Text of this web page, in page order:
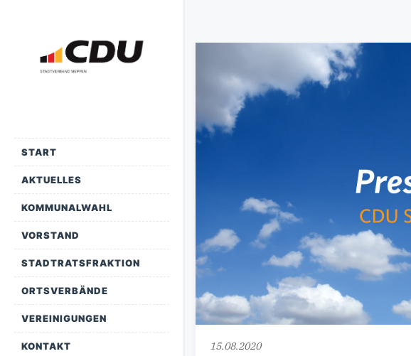
START
AKTUELLES
KOMMUNALWAHL
VORSTAND
STADTRATSFRAKTION
ORTSVERBÄNDE
VEREINIGUNGEN
KONTAKT 15.08.2020